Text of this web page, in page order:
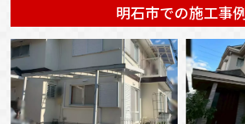
明石市での施工事